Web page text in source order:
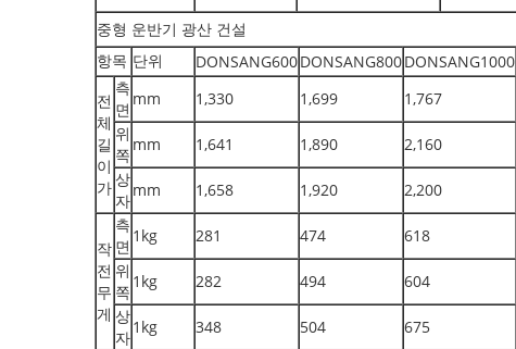
중형 운반기 광산 건설
항목 단위 DONSANG600DONSANG800DONSANG1000
전
체
길
이
가
측
면
mm 1,330 1,699 1,767
위
쪽
mm 1,641 1,890 2,160
상
자
mm 1,658 1,920 2,200
작
전
무
게
측
면
1kg 281 474 618
위
쪽
1kg 282 494 604
상
자
1kg 348 504 675